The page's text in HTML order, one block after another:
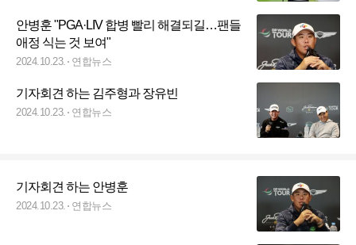
안병훈 "PGA·LIV 합병 빨리 해결되길…팬들
애정 식는 것 보여"
2024.10.23. 연합뉴스
기자회견 하는 김주형과 장유빈
2024.10.23. 연합뉴스
기자회견 하는 안병훈
2024.10.23. 연합뉴스